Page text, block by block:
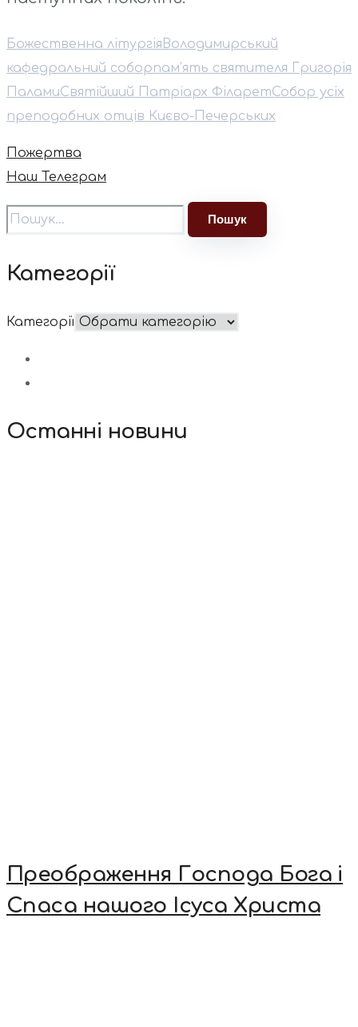
Божественна літургія Володимирський
кафедральний соборпам’ять святителя Григорія
ПаламиСвятійший Патріарх ФіларетСобор усіх
преподобних отців Києво-Печерських
Пожертва
Наш Телеграм
Категорії
Категорії
Останні новини
Преображення Господа Бога і
Спаса нашого Ісуса Христа